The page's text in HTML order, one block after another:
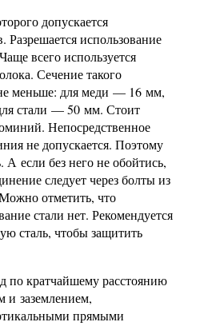
допускается
Разрешается использование
всего используется
Сечение такого
меньше: для меди — 16 мм,
стали — 50 мм. Стоит
Непосредственное
не допускается. Поэтому
А если без него не обойтись,
следует через болты из
отметить, что
стали нет. Рекомендуется
сталь, чтобы защитить
по кратчайшему расстоянию
заземлением,
прямыми